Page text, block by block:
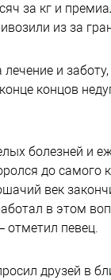
за кг и
из за
и
концов
болезней и
до самого
век
в этом
отметил певец.
друзей в